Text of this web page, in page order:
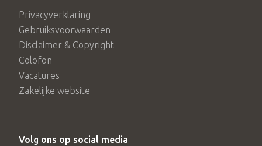
Privacyverklaring
Gebruiksvoorwaarden
Disclaimer & Copyright
Colofon
Vacatures
Zakelijke website
Volg ons op social media